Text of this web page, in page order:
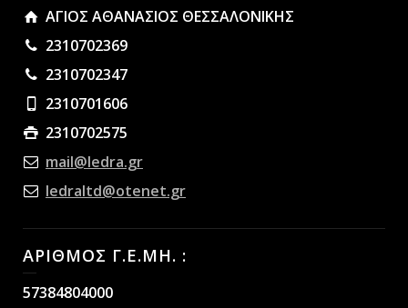
ΑΓΙΟΣ ΑΘΑΝΑΣΙΟΣ ΘΕΣΣΑΛΟΝΙΚΗΣ
2310702369
2310702347
2310701606
2310702575
mail@ledra.gr
ledraltd@otenet.gr
ΑΡΙΘΜΟΣ Γ.Ε.ΜΗ. :
57384804000